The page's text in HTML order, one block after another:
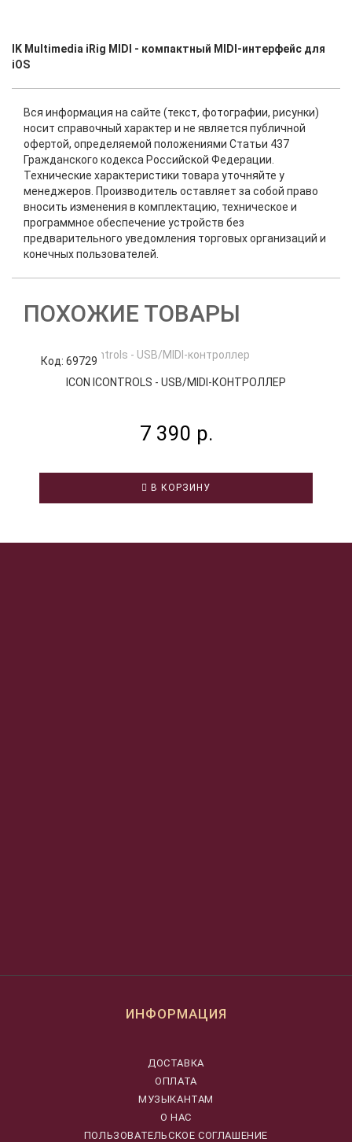
IK Multimedia iRig MIDI - компактный MIDI-интерфейс для
iOS
Вся информация на сайте (текст, фотографии, рисунки)
носит справочный характер и не является публичной
офертой, определяемой положениями Статьи 437
Гражданского кодекса Российской Федерации.
Технические характеристики товара уточняйте у
менеджеров. Производитель оставляет за собой право
вносить изменения в комплектацию, техническое и
программное обеспечение устройств без
предварительного уведомления торговых организаций и
конечных пользователей.
ПОХОЖИЕ ТОВАРЫ
Код: 69729
ICON ICONTROLS - USB/MIDI-КОНТРОЛЛЕР
7 390 р.
В КОРЗИНУ
ИНФОРМАЦИЯ
ДОСТАВКА
ОПЛАТА
МУЗЫКАНТАМ
О НАС
ПОЛЬЗОВАТЕЛЬСКОЕ СОГЛАШЕНИЕ